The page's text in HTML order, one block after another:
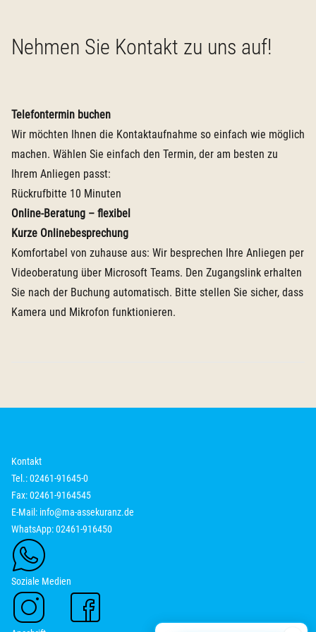
Nehmen Sie Kontakt zu uns auf!
Telefontermin buchen
Wir möchten Ihnen die Kontaktaufnahme so einfach wie möglich
machen. Wählen Sie einfach den Termin, der am besten zu
Ihrem Anliegen passt:
Rückrufbitte 10 Minuten
Online-Beratung – flexibel
Kurze Onlinebesprechung
Komfortabel von zuhause aus: Wir besprechen Ihre Anliegen per
Videoberatung über Microsoft Teams. Den Zugangslink erhalten
Sie nach der Buchung automatisch. Bitte stellen Sie sicher, dass
Kamera und Mikrofon funktionieren.
Kontakt
Tel.: 02461-91645-0
Fax: 02461-9164545
E-Mail: info@ma-assekuranz.de
WhatsApp: 02461-916450
Soziale Medien